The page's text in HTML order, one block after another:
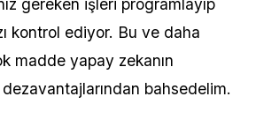
gereken işleri programlayıp
kontrol ediyor. Bu ve daha
madde yapay zekanın
bahsedelim.